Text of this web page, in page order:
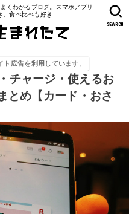
くわかるブログ。スマホアプリ
。食べ比べも好き
SEARCH
ト広告を利用しています。
チャージ・使えるお
とめ【カード・おさ